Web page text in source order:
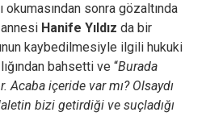
okumasından sonra gözaltında
annesi Hanife Yıldız da bir
kaybedilmesiyle ilgili hukuki
bahsetti ve “Burada
Acaba içeride var mı? Olsaydı
bizi getirdiği ve suçladığı